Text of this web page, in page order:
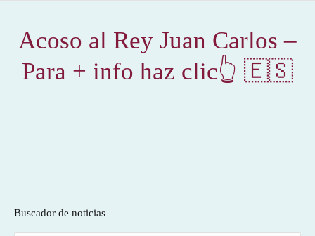
Acoso al Rey Juan Carlos –
Para + info haz clic👆 🇪🇸
Buscador de noticias